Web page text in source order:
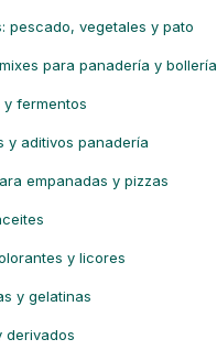
pescado, vegetales y pato
mixes para panadería y bollería
y fermentos
y aditivos panadería
empanadas y pizzas
y licores
y gelatinas
derivados